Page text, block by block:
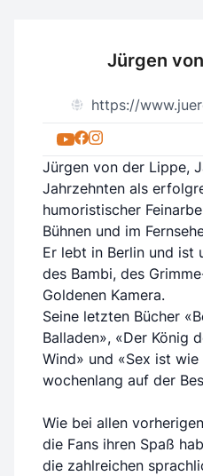
Jürgen
https://
Jürgen von der Lippe,
Jahrzehnten als
humoristischer
Bühnen und im
Er lebt in Berlin und ist
des Bambi, des
Goldenen Kamera.
Seine letzten Bücher
Balladen», «Der König
Wind» und «Sex ist
wochenlang auf der
Wie bei allen
die Fans ihren Spaß
die zahlreichen